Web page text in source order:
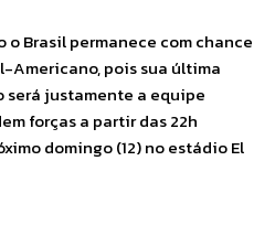
o Brasil permanece com chance
Americano, pois sua última
justamente a equipe
forças a partir das 22h
domingo (12) no estádio El